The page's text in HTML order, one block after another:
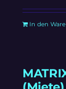
In den